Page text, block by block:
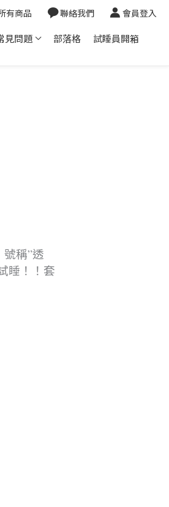
見問題 部落格 試睡員開箱
有商品 聯絡我們 會員登入
號稱”透
睡！！套